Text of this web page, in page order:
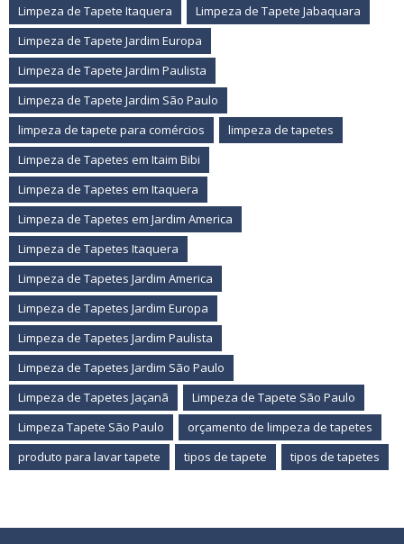
Limpeza de Tapete Itaquera
Limpeza de Tapete Jabaquara
Limpeza de Tapete Jardim Europa
Limpeza de Tapete Jardim Paulista
Limpeza de Tapete Jardim São Paulo
limpeza de tapete para comércios
limpeza de tapetes
Limpeza de Tapetes em Itaim Bibi
Limpeza de Tapetes em Itaquera
Limpeza de Tapetes em Jardim America
Limpeza de Tapetes Itaquera
Limpeza de Tapetes Jardim America
Limpeza de Tapetes Jardim Europa
Limpeza de Tapetes Jardim Paulista
Limpeza de Tapetes Jardim São Paulo
Limpeza de Tapetes Jaçanã
Limpeza de Tapete São Paulo
Limpeza Tapete São Paulo
orçamento de limpeza de tapetes
produto para lavar tapete
tipos de tapete tipos de tapetes